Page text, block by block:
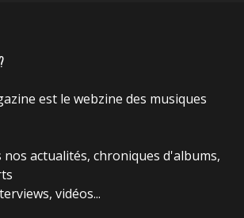
est le webzine des musiques
actualités, chroniques d'albums,
vidéos...